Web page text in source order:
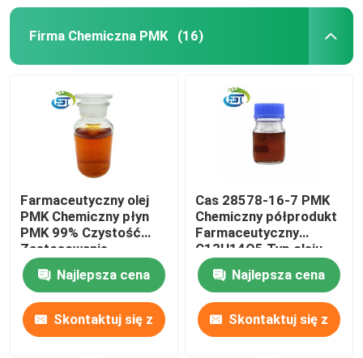
Firma Chemiczna PMK (16)
Farmaceutyczny olej
PMK Chemiczny płyn
PMK 99% Czystość
Zastosowanie
laboratoryjne
Najlepsza cena
Skontaktuj się z
Cas 28578-16-7 PMK
Chemiczny półprodukt
Farmaceutyczny
C13H14O5 Typ oleju
Najlepsza cena
Skontaktuj się z